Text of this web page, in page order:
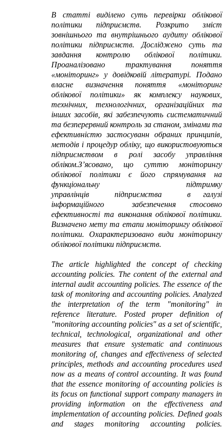
В статті виділено суть перевірки облікової
політики підприємств. Розкрито зміст
зовнішнього та внутрішнього аудиту облікової
політики підприємств. Досліджено суть та
завдання контролю облікової політики.
Проаналізовано трактування поняття
«моніторинг» у довідковій літературі. Подано
власне визначення поняття «моніторинг
облікової політики» як комплексу наукових,
технічних, технологічних, організаційних та
інших засобів, які забезпечують систематичний
та безперервний контроль за станом, змінами та
ефективністю застосуванн обраних принципів,
методів і процедур обліку, що використовуються
підприємством в ролі засобу управління
обліком.З’ясовано, що суттю моніторингу
облікової політики є його спрямування на
функціональну підтримку
управлінців підприємства в галузі
інформаційного забезпечення стосовно
ефективності та виконання облікової політики.
Визначено мету та етапи моніторингу облікової
політики. Охарактеризовано види моніторингу
облікової політики підприємств.
Тhe article highlighted the concept of checking
accounting policies. The content of the external and
internal audit accounting policies. The essence of the
task of monitoring and accounting policies. Analyzed
the interpretation of the term "monitoring" in
reference literature. Posted proper definition of
"monitoring accounting policies" as a set of scientific,
technical, technological, organizational and other
measures that ensure systematic and continuous
monitoring of, changes and effectiveness of selected
principles, methods and accounting procedures used
now as a means of control accounting. It was found
that the essence monitoring of accounting policies is
its focus on functional support company managers in
providing information on the effectiveness and
implementation of accounting policies. Defined goals
and stages monitoring accounting policies.